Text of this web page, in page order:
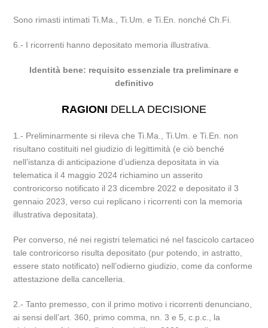
Sono rimasti intimati Ti.Ma., Ti.Um. e Ti.En. nonché Ch.Fi.
6.- I ricorrenti hanno depositato memoria illustrativa.
Identità bene: requisito essenziale tra preliminare e
definitivo
RAGIONI DELLA DECISIONE
1.- Preliminarmente si rileva che Ti.Ma., Ti.Um. e Ti.En. non
risultano costituiti nel giudizio di legittimità (e ciò benché
nell’istanza di anticipazione d’udienza depositata in via
telematica il 4 maggio 2024 richiamino un asserito
controricorso notificato il 23 dicembre 2022 e depositato il 3
gennaio 2023, verso cui replicano i ricorrenti con la memoria
illustrativa depositata).
Per converso, né nei registri telematici né nel fascicolo cartaceo
tale controricorso risulta depositato (pur potendo, in astratto,
essere stato notificato) nell’odierno giudizio, come da conforme
attestazione della cancelleria.
2.- Tanto premesso, con il primo motivo i ricorrenti denunciano,
ai sensi dell’art. 360, primo comma, nn. 3 e 5, c.p.c., la